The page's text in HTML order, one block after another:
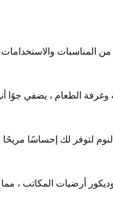
والاستخدامات
الطعام ، يضفي جوًا
لتوفر لك إحساسًا مريحًا
أرضيات المكاتب ،